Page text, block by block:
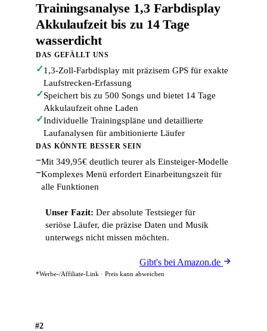
Trainingsanalyse 1,3 Farbdisplay
Akkulaufzeit bis zu 14 Tage
wasserdicht
DAS GEFÄLLT UNS
✓1,3-Zoll-Farbdisplay mit präzisem GPS für exakte
Laufstrecken-Erfassung
✓Speichert bis zu 500 Songs und bietet 14 Tage
Akkulaufzeit ohne Laden
✓Individuelle Trainingspläne und detaillierte
Laufanalysen für ambitionierte Läufer
DAS KÖNNTE BESSER SEIN
−Mit 349,95€ deutlich teurer als Einsteiger-Modelle
−Komplexes Menü erfordert Einarbeitungszeit für
alle Funktionen
Unser Fazit: Der absolute Testsieger für
seriöse Läufer, die präzise Daten und Musik
unterwegs nicht missen möchten.
Gibt's bei Amazon.de
*Werbe-/Affiliate-Link · Preis kann abweichen
#2